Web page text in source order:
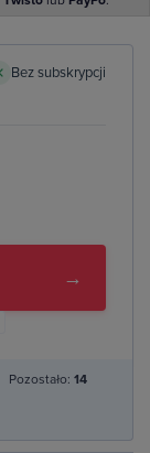
Bez subskrypcji
→
Pozostało: 14